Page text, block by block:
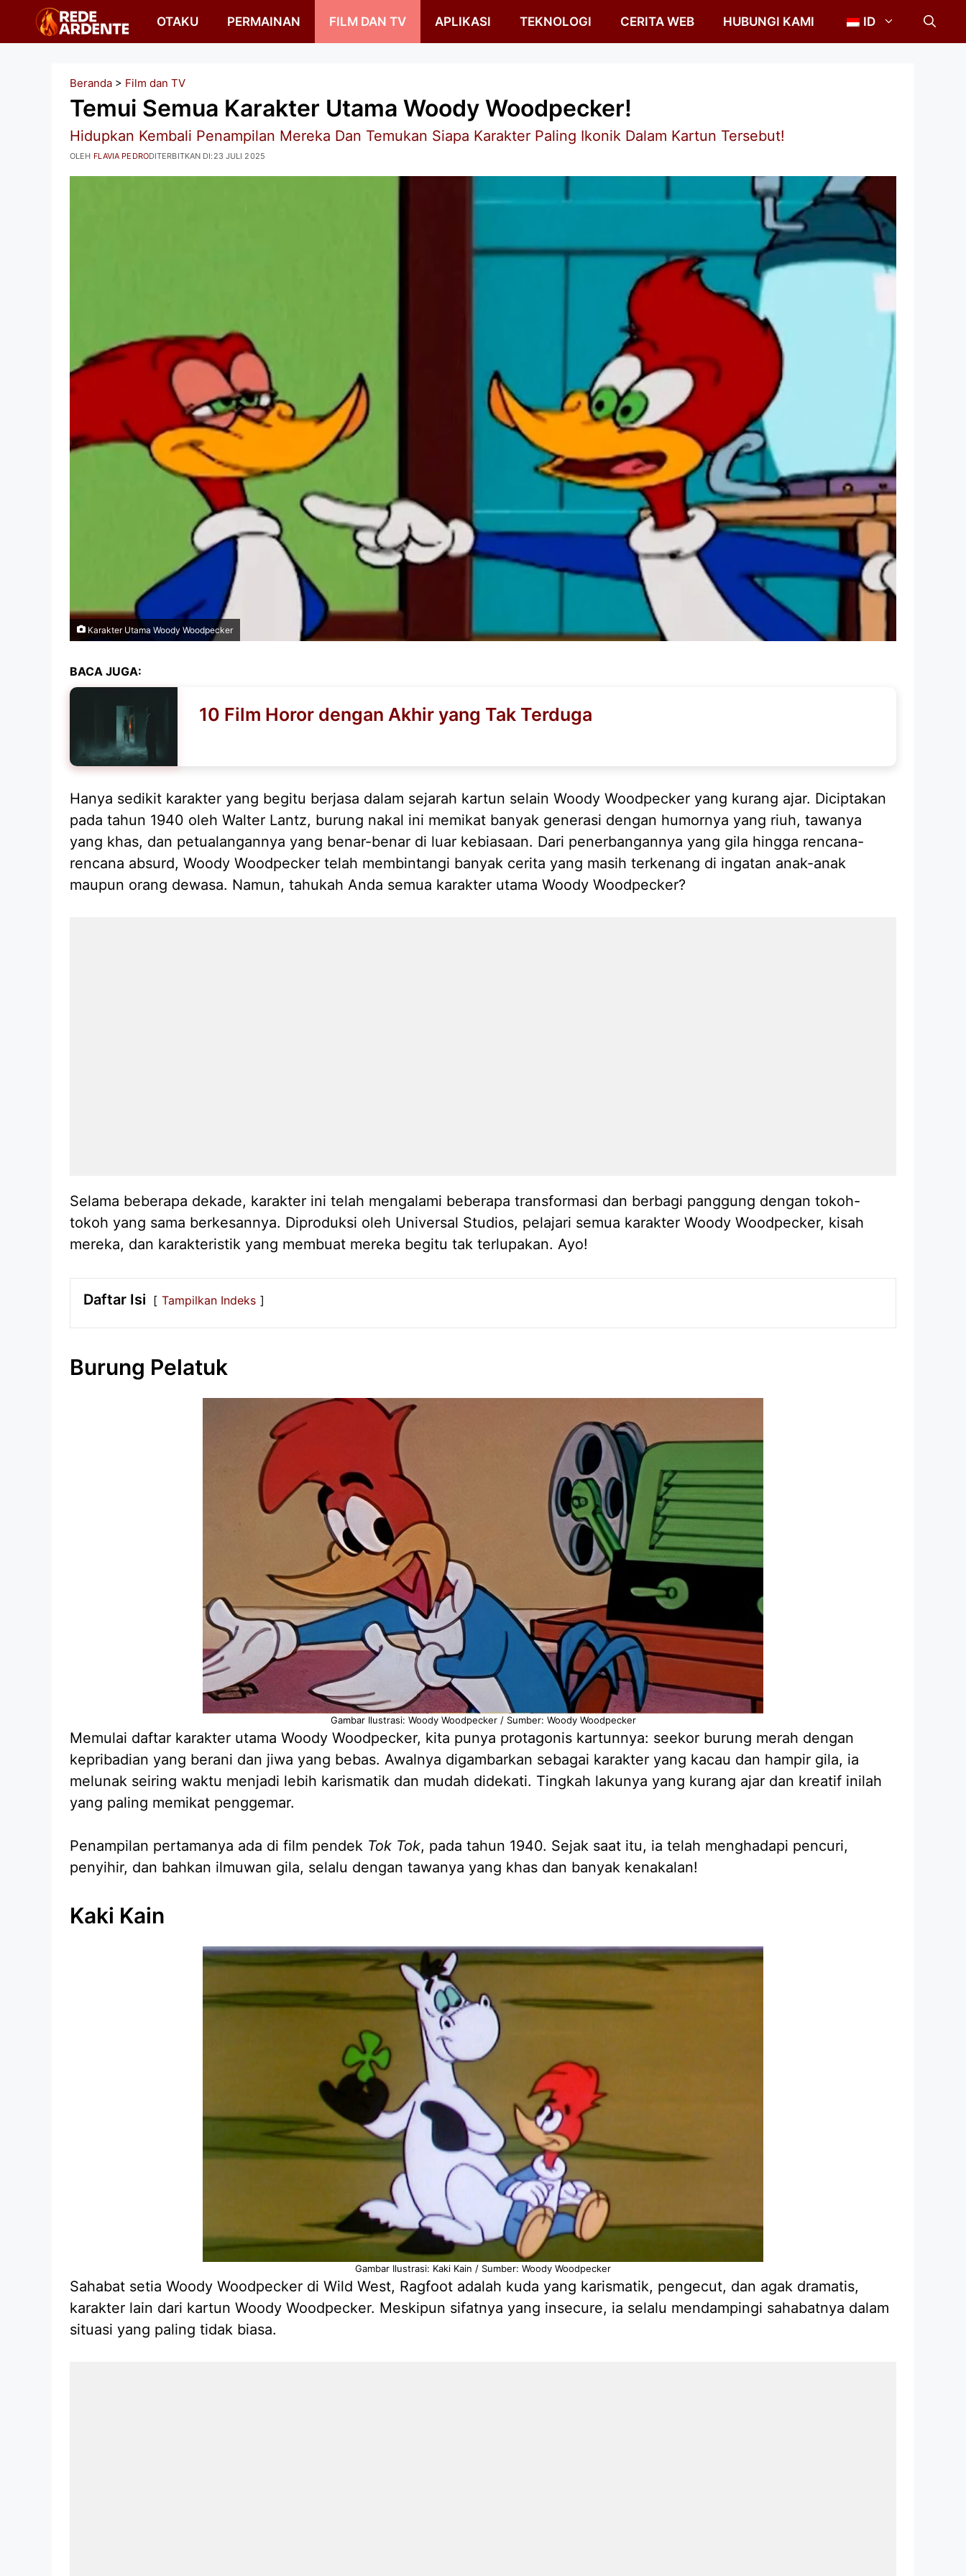
Langsung
OTAKU PERMAINAN FILM DAN TV APLIKASI TEKNOLOGI CERITA WEB HUBUNGI KAMI ID
Beranda > Film dan TV
Temui Semua Karakter Utama Woody Woodpecker!
Hidupkan Kembali Penampilan Mereka Dan Temukan Siapa Karakter Paling Ikonik Dalam Kartun Tersebut!
DITERBITKAN DI: 23 JULI 2025
OLEH FLAVIA PEDRO
Karakter Utama Woody Woodpecker
BACA JUGA:
10 Film Horor dengan Akhir yang Tak Terduga
Hanya sedikit karakter yang begitu berjasa dalam sejarah kartun selain Woody Woodpecker yang kurang ajar. Diciptakan
pada tahun 1940 oleh Walter Lantz, burung nakal ini memikat banyak generasi dengan humornya yang riuh, tawanya
yang khas, dan petualangannya yang benar-benar di luar kebiasaan. Dari penerbangannya yang gila hingga rencana-
rencana absurd, Woody Woodpecker telah membintangi banyak cerita yang masih terkenang di ingatan anak-anak
maupun orang dewasa. Namun, tahukah Anda semua karakter utama Woody Woodpecker?
Selama beberapa dekade, karakter ini telah mengalami beberapa transformasi dan berbagi panggung dengan tokoh-
tokoh yang sama berkesannya. Diproduksi oleh Universal Studios, pelajari semua karakter Woody Woodpecker, kisah
mereka, dan karakteristik yang membuat mereka begitu tak terlupakan. Ayo!
Daftar Isi Tampilkan Indeks
Burung Pelatuk
Gambar Ilustrasi: Woody Woodpecker / Sumber: Woody Woodpecker
Memulai daftar karakter utama Woody Woodpecker, kita punya protagonis kartunnya: seekor burung merah dengan
kepribadian yang berani dan jiwa yang bebas. Awalnya digambarkan sebagai karakter yang kacau dan hampir gila, ia
melunak seiring waktu menjadi lebih karismatik dan mudah didekati. Tingkah lakunya yang kurang ajar dan kreatif inilah
yang paling memikat penggemar.
Penampilan pertamanya ada di film pendek Tok Tok, pada tahun 1940. Sejak saat itu, ia telah menghadapi pencuri,
penyihir, dan bahkan ilmuwan gila, selalu dengan tawanya yang khas dan banyak kenakalan!
Kaki Kain
Gambar Ilustrasi: Kaki Kain / Sumber: Woody Woodpecker
Sahabat setia Woody Woodpecker di Wild West, Ragfoot adalah kuda yang karismatik, pengecut, dan agak dramatis,
karakter lain dari kartun Woody Woodpecker. Meskipun sifatnya yang insecure, ia selalu mendampingi sahabatnya dalam
situasi yang paling tidak biasa.